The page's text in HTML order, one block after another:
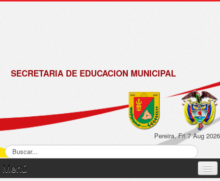
SECRETARIA DE EDUCACION MUNICIPAL
Pereira, Fri 7 Aug 2026
Menú
de